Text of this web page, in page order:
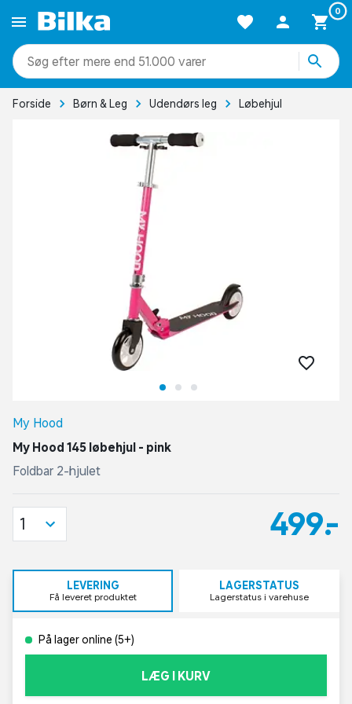
0
mere end 51.000 varer
Forside Børn & Leg Udendørs leg Løbehjul
My Hood
My Hood 145 løbehjul - pink
Foldbar 2-hjulet
499,-
1
LEVERING
Få leveret produktet
LAGERSTATUS
Lagerstatus i varehuse
På lager online (5+)
LÆG I KURV